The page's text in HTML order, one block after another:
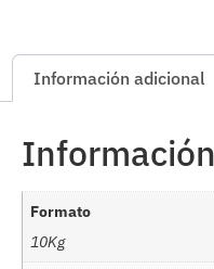
Información adicional
Formato
10Kg